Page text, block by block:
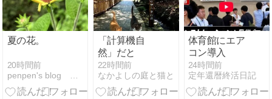
夏の花。
20時間前
「計算機自
然」だと
22時間前
なかよしの庭と猫と
体育館にエア
コン導入
24時間前
定年還暦終活日記